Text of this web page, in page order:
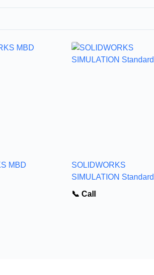
MBD
SOLIDWORKS
SIMULATION Standard
📞 Call